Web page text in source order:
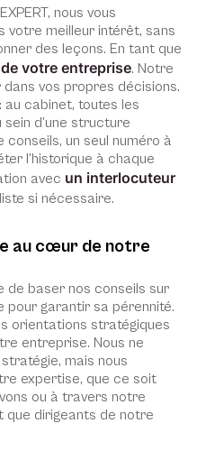
nous vous
votre meilleur intérêt, sans
des leçons. En tant que
votre entreprise. Notre
vos propres décisions.
cabinet, toutes les
d’une structure
un seul numéro à
l’historique à chaque
avec un interlocuteur
si nécessaire.
au cœur de notre
de baser nos conseils sur
pour garantir sa pérennité.
orientations stratégiques
entreprise. Nous ne
mais nous
expertise, que ce soit
ou à travers notre
que dirigeants de notre